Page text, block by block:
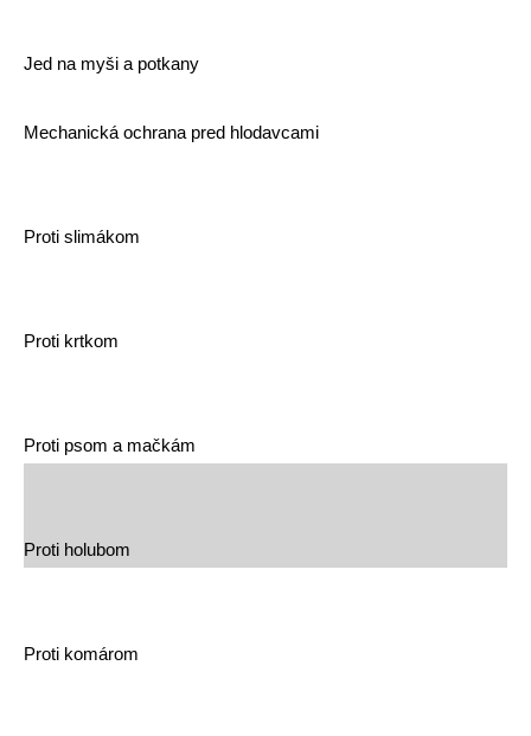
Jed na myši a potkany
Mechanická ochrana pred hlodavcami
Proti slimákom
Proti krtkom
Proti psom a mačkám
Proti holubom
Proti komárom